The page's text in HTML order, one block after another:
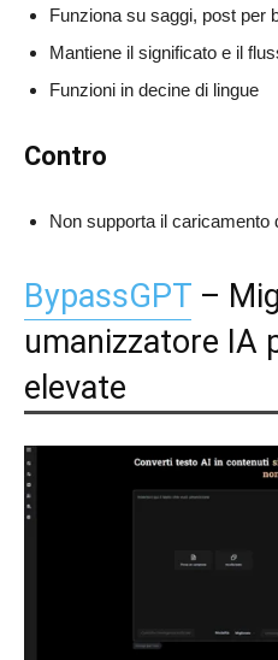
Funziona su saggi, post per
Mantiene il significato e il
Funzioni in decine di lingue
Contro
Non supporta il caricamento
BypassGPT –
umanizzatore IA
elevate